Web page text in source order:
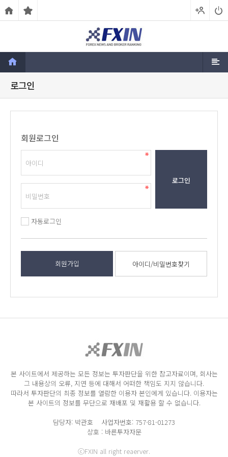
로그인
회원로그인
로그인
자동로그인
회원가입 아이디/비밀번호찾기
본 사이트에서 제공하는 모든 정보는 투자판단을 위한 참고자료이며, 회사는
그 내용상의 오류, 지연 등에 대해서 어떠한 책임도 지지 않습니다.
따라서 투자판단의 최종 정보를 열람한 이용자 본인에게 있습니다. 이용자는
본 사이트의 정보를 무단으로 재배포 및 재활용 할 수 없습니다.
담당자: 박관호 사업자번호: 757-81-01273
상호 : 바른투자자문
ⓒFXIN all right reaerver.